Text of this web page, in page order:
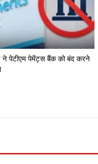
ने पेटीएम पेमेंट्स बैंक को बंद करने